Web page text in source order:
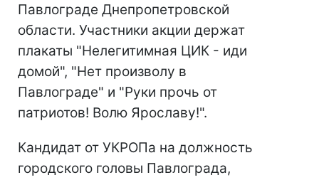
Павлограде Днепропетровской
области. Участники акции держат
плакаты "Нелегитимная ЦИК - иди
домой", "Нет произволу в
Павлограде" и "Руки прочь от
патриотов! Волю Ярославу!".
Кандидат от УКРОПа на должность
городского головы Павлограда,